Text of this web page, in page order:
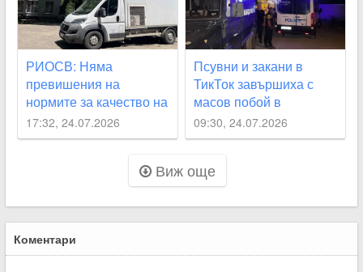
РИОСВ: Няма
превишения на
нормите за качество на
въздуха след пожара в
Асеновград
17:32, 24.07.2026
Псувни и закани в
ТикТок завършиха с
масов побой в
Асеновград
09:30, 24.07.2026
Виж още
Коментари